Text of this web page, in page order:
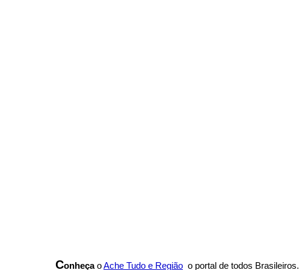
ConheçaoAche Tudo e Região o portal de todos Brasileiros.